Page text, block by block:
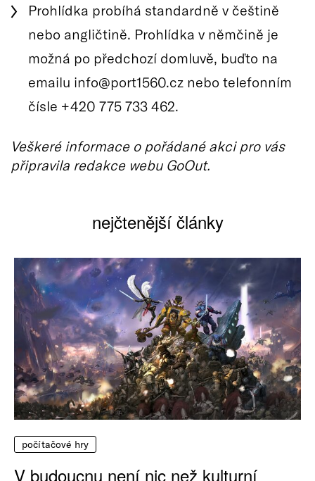
Prohlídka probíhá standardně v češtině
nebo angličtině. Prohlídka v němčině je
možná po předchozí domluvě, buďto na
emailu info@port1560.cz nebo telefonním
čísle +420 775 733 462.
Veškeré informace o pořádané akci pro vás
připravila redakce webu GoOut.
nejčtenější články
počítačové hry
V budoucnu není nic než kulturní